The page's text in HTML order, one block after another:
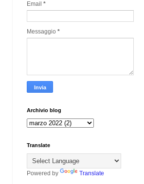
Email *
Messaggio *
Archivio blog
Translate
Powered by Translate